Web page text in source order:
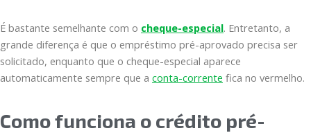
É bastante semelhante com o cheque-especial. Entretanto, a
grande diferença é que o empréstimo pré-aprovado precisa ser
solicitado, enquanto que o cheque-especial aparece
automaticamente sempre que a conta-corrente fica no vermelho.
Como funciona o crédito pré-